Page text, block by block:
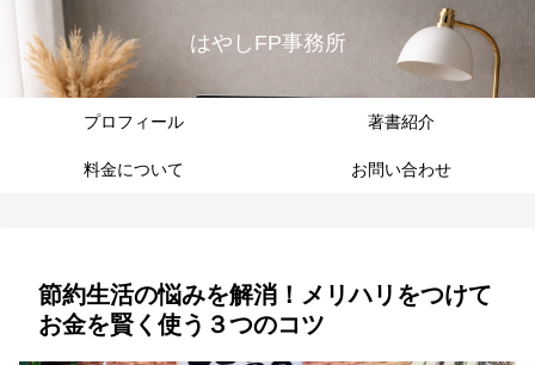
はやしFP事務所
プロフィール 著書紹介
料金について お問い合わせ
節約生活の悩みを解消！メリハリをつけて
お金を賢く使う３つのコツ